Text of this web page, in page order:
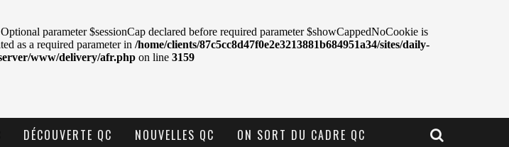
DÉCOUVERTE QC NOUVELLES QC ON SORT DU CADRE QC